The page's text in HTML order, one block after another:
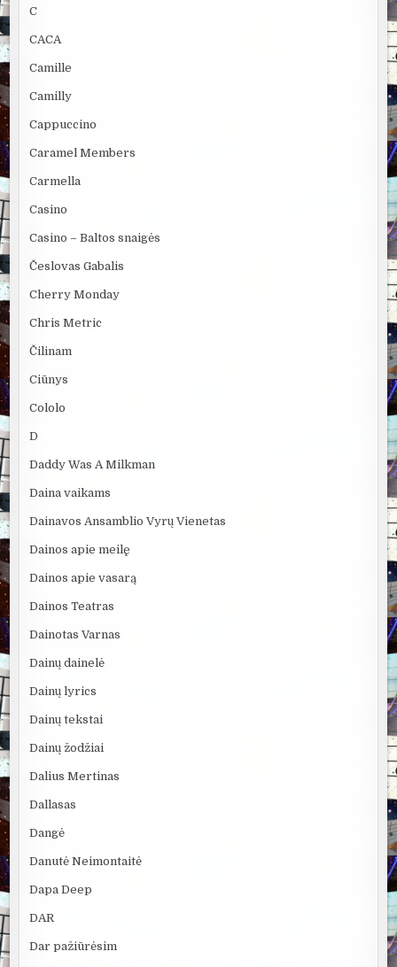
C
CACA
Camille
Camilly
Cappuccino
Caramel Members
Carmella
Casino
Casino – Baltos snaigės
Česlovas Gabalis
Cherry Monday
Chris Metric
Čilinam
Ciūnys
Cololo
D
Daddy Was A Milkman
Daina vaikams
Dainavos Ansamblio Vyrų Vienetas
Dainos apie meilę
Dainos apie vasarą
Dainos Teatras
Dainotas Varnas
Dainų dainelė
Dainų lyrics
Dainų tekstai
Dainų žodžiai
Dalius Mertinas
Dallasas
Dangė
Danutė Neimontaitė
Dapa Deep
DAR
Dar pažiūrėsim